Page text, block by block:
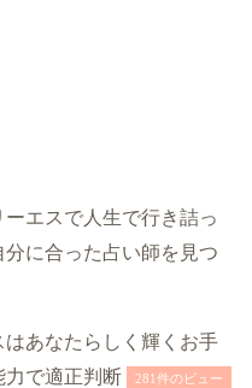
エスで人生で行き詰っ
分に合った占い師を見つ
はあなたらしく輝くお手
力で適正判断
281件のビュー